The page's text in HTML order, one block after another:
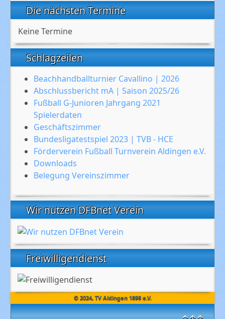
© 2024, TV Aldingen 1898 e.V.
Die nächsten Termine
Keine Termine
Schlagzeilen
Beachhandballturnier Cavallino | 2026
Abschlussbericht mA | Saison 2025/26
Fußball G-Junioren Jahrgang 2021
Spielerdaten
Geschäftszimmer
Bundesligatestspiel 2023 | TVB - HCE
Förderverein Fußball Turnverein Aldingen e.V.
Downloads
Belegung Vereinszimmer
Wir nutzen DFBnet Verein
Freiwilligendienst